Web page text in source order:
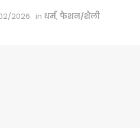
2026 in धर्म, फैशन/शैली